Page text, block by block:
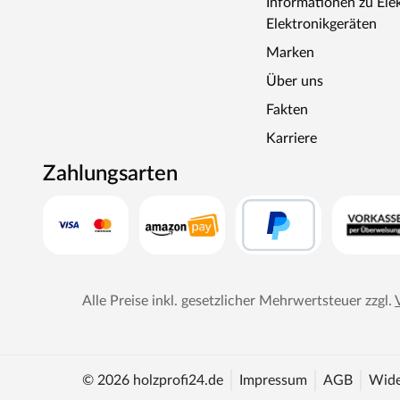
Elektronikgeräten
Marken
Über uns
Fakten
Karriere
Zahlungsarten
Alle Preise inkl. gesetzlicher Mehrwertsteuer zzgl.
© 2026 holzprofi24.de Impressum AGB